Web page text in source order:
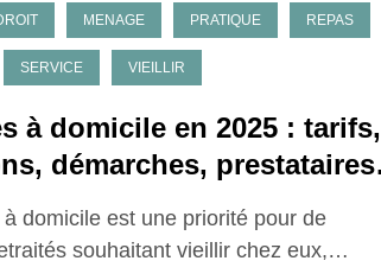
MENAGE PRATIQUE REPAS
SERVICE VIEILLIR
à domicile en 2025 : tarifs,
démarches, prestataires
domicile est une priorité pour de
souhaitant vieillir chez eux,…